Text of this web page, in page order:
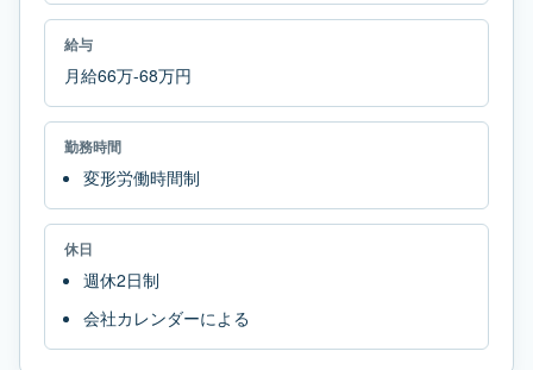
給与
月給66万-68万円
勤務時間
変形労働時間制
休日
週休2日制
会社カレンダーによる